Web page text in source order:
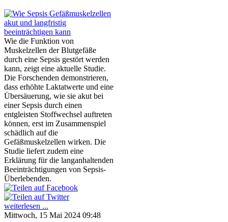
Wie die Funktion von
Muskelzellen der Blutgefäße
durch eine Sepsis gestört werden
kann, zeigt eine aktuelle Studie.
Die Forschenden demonstrieren,
dass erhöhte Laktatwerte und eine
Übersäuerung, wie sie akut bei
einer Sepsis durch einen
entgleisten Stoffwechsel auftreten
können, erst im Zusammenspiel
schädlich auf die
Gefäßmuskelzellen wirken. Die
Studie liefert zudem eine
Erklärung für die langanhaltenden
Beeinträchtigungen von Sepsis-
Überlebenden.
weiterlesen ...
Mittwoch, 15 Mai 2024 09:48